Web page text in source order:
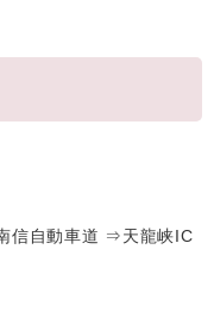
信自動車道 ⇒天龍峡IC